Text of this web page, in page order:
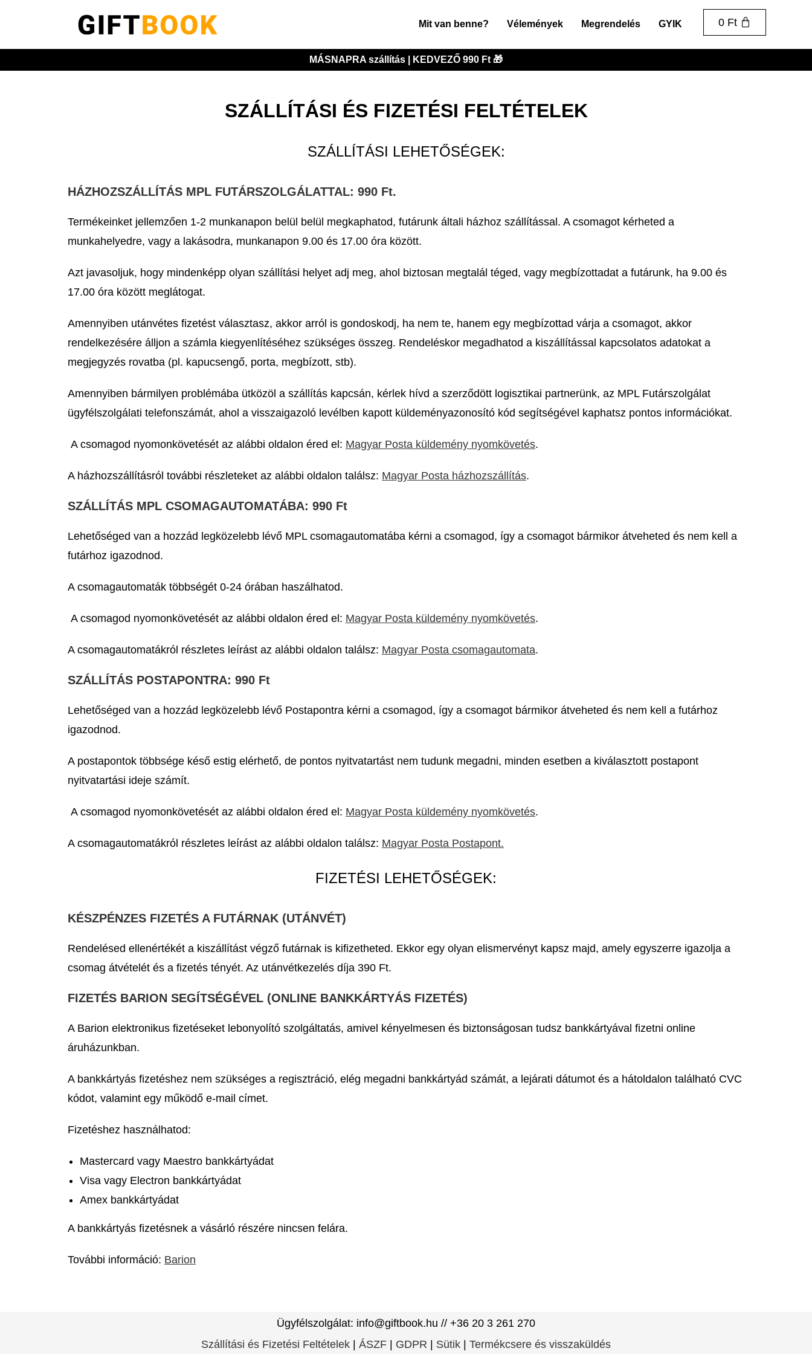
Mit van benne? Vélemények Megrendelés GYIK 0 Ft
MÁSNAPRA szállítás | KEDVEZŐ 990 Ft 🎁
SZÁLLÍTÁSI ÉS FIZETÉSI FELTÉTELEK
SZÁLLÍTÁSI LEHETŐSÉGEK:
HÁZHOZSZÁLLÍTÁS MPL FUTÁRSZOLGÁLATTAL: 990 Ft.
Termékeinket jellemzően 1-2 munkanapon belül belül megkaphatod, futárunk általi házhoz szállítással. A csomagot kérheted a
munkahelyedre, vagy a lakásodra, munkanapon 9.00 és 17.00 óra között.
Azt javasoljuk, hogy mindenképp olyan szállítási helyet adj meg, ahol biztosan megtalál téged, vagy megbízottadat a futárunk, ha 9.00 és
17.00 óra között meglátogat.
Amennyiben utánvétes fizetést választasz, akkor arról is gondoskodj, ha nem te, hanem egy megbízottad várja a csomagot, akkor
rendelkezésére álljon a számla kiegyenlítéséhez szükséges összeg. Rendeléskor megadhatod a kiszállítással kapcsolatos adatokat a
megjegyzés rovatba (pl. kapucsengő, porta, megbízott, stb).
Amennyiben bármilyen problémába ütközöl a szállítás kapcsán, kérlek hívd a szerződött logisztikai partnerünk, az MPL Futárszolgálat
ügyfélszolgálati telefonszámát, ahol a visszaigazoló levélben kapott küldeményazonosító kód segítségével kaphatsz pontos információkat.
A csomagod nyomonkövetését az alábbi oldalon éred el: Magyar Posta küldemény nyomkövetés.
A házhozszállításról további részleteket az alábbi oldalon találsz: Magyar Posta házhozszállítás.
SZÁLLÍTÁS MPL CSOMAGAUTOMATÁBA: 990 Ft
Lehetőséged van a hozzád legközelebb lévő MPL csomagautomatába kérni a csomagod, így a csomagot bármikor átveheted és nem kell a
futárhoz igazodnod.
A csomagautomaták többségét 0-24 órában haszálhatod.
A csomagod nyomonkövetését az alábbi oldalon éred el: Magyar Posta küldemény nyomkövetés.
A csomagautomatákról részletes leírást az alábbi oldalon találsz: Magyar Posta csomagautomata.
SZÁLLÍTÁS POSTAPONTRA: 990 Ft
Lehetőséged van a hozzád legközelebb lévő Postapontra kérni a csomagod, így a csomagot bármikor átveheted és nem kell a futárhoz
igazodnod.
A postapontok többsége késő estig elérhető, de pontos nyitvatartást nem tudunk megadni, minden esetben a kiválasztott postapont
nyitvatartási ideje számít.
A csomagod nyomonkövetését az alábbi oldalon éred el: Magyar Posta küldemény nyomkövetés.
A csomagautomatákról részletes leírást az alábbi oldalon találsz: Magyar Posta Postapont.
FIZETÉSI LEHETŐSÉGEK:
KÉSZPÉNZES FIZETÉS A FUTÁRNAK (UTÁNVÉT)
Rendelésed ellenértékét a kiszállítást végző futárnak is kifizetheted. Ekkor egy olyan elismervényt kapsz majd, amely egyszerre igazolja a
csomag átvételét és a fizetés tényét. Az utánvétkezelés díja 390 Ft.
FIZETÉS BARION SEGÍTSÉGÉVEL (ONLINE BANKKÁRTYÁS FIZETÉS)
A Barion elektronikus fizetéseket lebonyolító szolgáltatás, amivel kényelmesen és biztonságosan tudsz bankkártyával fizetni online
áruházunkban.
A bankkártyás fizetéshez nem szükséges a regisztráció, elég megadni bankkártyád számát, a lejárati dátumot és a hátoldalon található CVC
kódot, valamint egy működő e-mail címet.
Fizetéshez használhatod:
Mastercard vagy Maestro bankkártyádat
Visa vagy Electron bankkártyádat
Amex bankkártyádat
A bankkártyás fizetésnek a vásárló részére nincsen felára.
További információ: Barion
Ügyfélszolgálat: info@giftbook.hu // +36 20 3 261 270
Szállítási és Fizetési Feltételek
ÁSZF GDPR Sütik Termékcsere és visszaküldés